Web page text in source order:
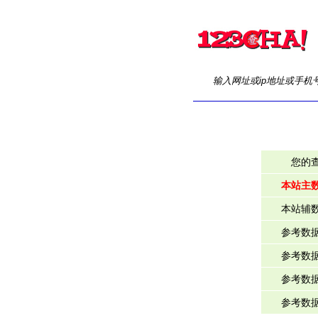
输入网址或ip地址或手机
您的
本站主
本站辅
参考数
参考数
参考数
参考数